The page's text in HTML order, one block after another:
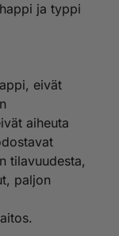
tiesi jo vuonna
tyhmät ja
tänäkin
aamulla
jo ainakin
niin sillä
et sitä
ja typpi
eivät
aiheuta
tilavuudesta,
paljon